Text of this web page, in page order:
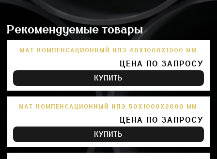
Рекомендуемые товары
МАТ КОМПЕНСАЦИОННЫЙ НПЭ 40Х1000Х1000 ММ
ЦЕНА ПО ЗАПРОСУ
КУПИТЬ
МАТ КОМПЕНСАЦИОННЫЙ НПЭ 50Х1000Х2000 ММ
ЦЕНА ПО ЗАПРОСУ
КУПИТЬ